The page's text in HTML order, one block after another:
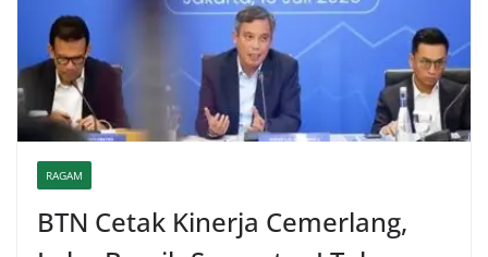
RAGAM
BTN Cetak Kinerja Cemerlang,